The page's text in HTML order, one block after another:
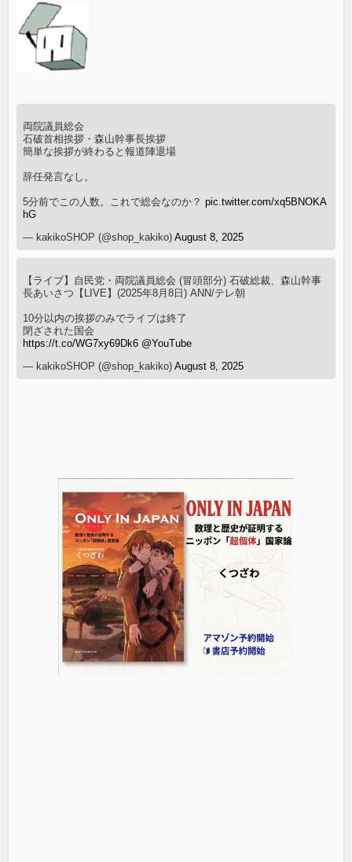
両院議員総会
石破首相挨拶・森山幹事長挨拶
簡単な挨拶が終わると報道陣退場
辞任発言なし。
5分前でこの人数。これで総会なのか？pic.twitter.com/xq5BNOKA
hG
— kakikoSHOP (@shop_kakiko)August 8, 2025
【ライブ】自民党・両院議員総会 (冒頭部分) 石破総裁、森山幹事
長あいさつ【LIVE】(2025年8月8日) ANN/テレ朝
10分以内の挨拶のみでライブは終了
閉ざされた国会
https://t.co/WG7xy69Dk6 @YouTube
— kakikoSHOP (@shop_kakiko)August 8, 2025